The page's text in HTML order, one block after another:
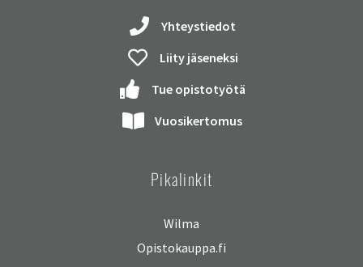
Yhteystiedot
Liity jäseneksi
Tue opistotyötä
Vuosikertomus
Pikalinkit
Wilma
Opistokauppa.fi